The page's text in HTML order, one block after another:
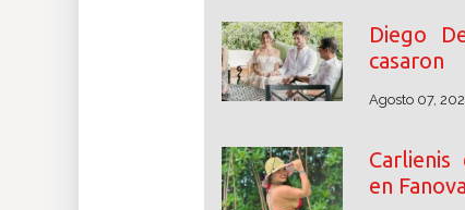
Diego
casaron
Agosto 07,
en Fanova